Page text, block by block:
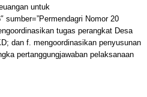
untuk
sumber=”Permendagri Nomor 20
tugas perangkat Desa
dan f. mengoordinasikan penyusunan
pertanggungjawaban pelaksanaan